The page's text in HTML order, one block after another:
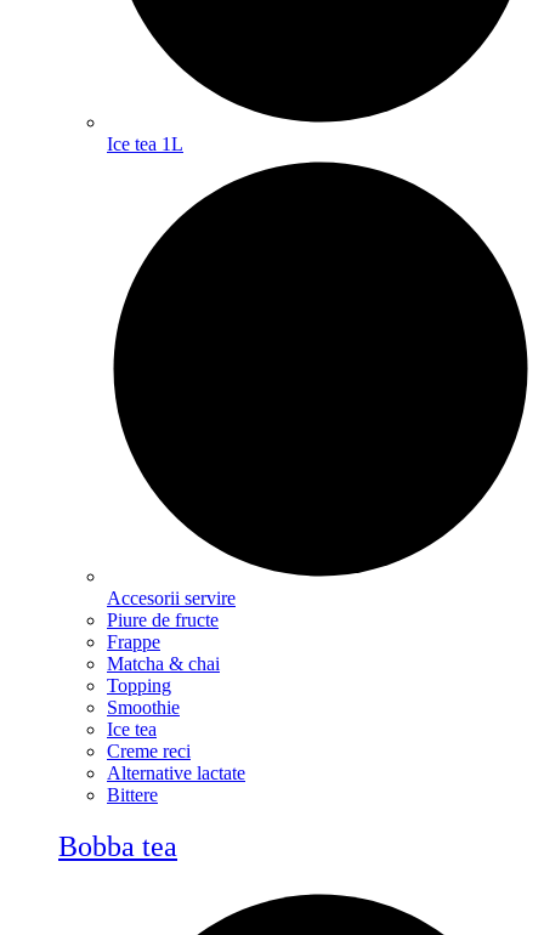
Ice tea 1L
Accesorii servire
Piure de fructe
Frappe
Matcha & chai
Topping
Smoothie
Ice tea
Creme reci
Alternative lactate
Bittere
Bobba tea